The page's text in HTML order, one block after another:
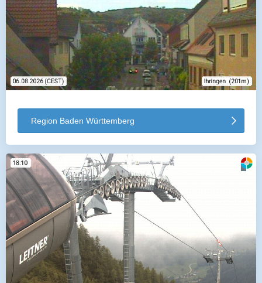
Region Baden Württemberg